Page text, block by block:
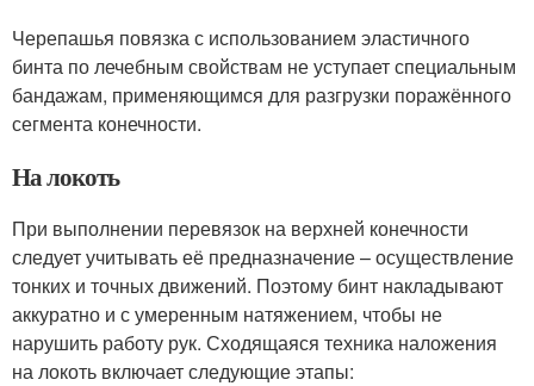
Черепашья повязка с использованием эластичного
бинта по лечебным свойствам не уступает специальным
бандажам, применяющимся для разгрузки поражённого
сегмента конечности.
На локоть
При выполнении перевязок на верхней конечности
следует учитывать её предназначение – осуществление
тонких и точных движений. Поэтому бинт накладывают
аккуратно и с умеренным натяжением, чтобы не
нарушить работу рук. Сходящаяся техника наложения
на локоть включает следующие этапы: